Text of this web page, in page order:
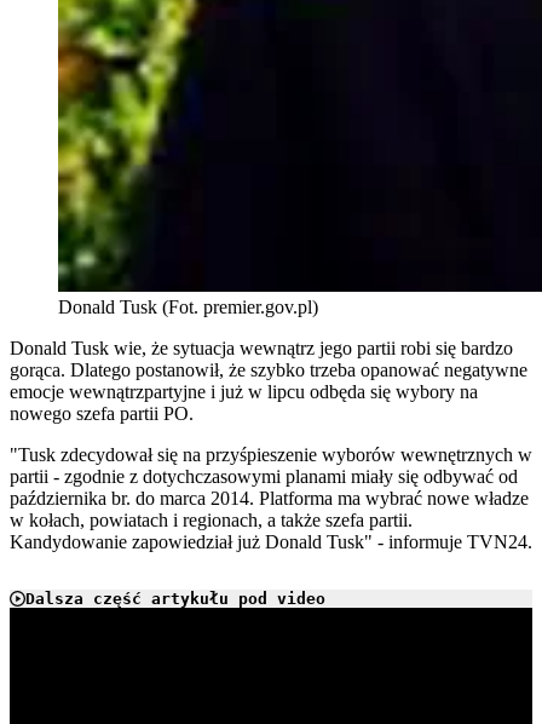
Donald Tusk (Fot. premier.gov.pl)
Donald Tusk wie, że sytuacja wewnątrz jego partii robi się bardzo
gorąca. Dlatego postanowił, że szybko trzeba opanować negatywne
emocje wewnątrzpartyjne i już w lipcu odbęda się wybory na
nowego szefa partii PO.
"Tusk zdecydował się na przyśpieszenie wyborów wewnętrznych w
partii - zgodnie z dotychczasowymi planami miały się odbywać od
października br. do marca 2014. Platforma ma wybrać nowe władze
w kołach, powiatach i regionach, a także szefa partii.
Kandydowanie zapowiedział już Donald Tusk" - informuje TVN24.
Dalsza część artykułu pod video